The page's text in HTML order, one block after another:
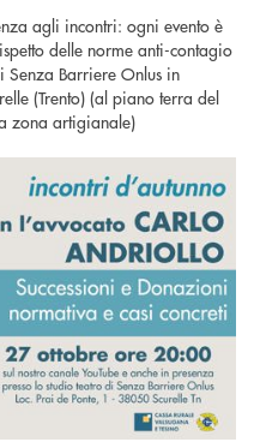
agli incontri: ogni evento è
delle norme anti-contagio
Barriere Onlus in
(Trento) (al piano terra del
zona artigianale)